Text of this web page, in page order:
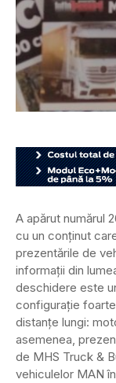
A apărut numărul
cu un conținut
prezentările de
informații din
deschidere este
configurație
distanțe lungi:
asemenea,
de MHS Truck &
vehiculelor MAN